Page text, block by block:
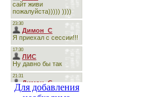
Для добавления